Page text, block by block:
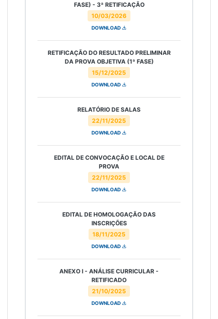
10/03/2026
FASE) - 3ª RETIFICAÇÃO
DOWNLOAD
15/12/2025
RETIFICAÇÃO DO RESULTADO PRELIMINAR
DA PROVA OBJETIVA (1ª FASE)
DOWNLOAD
22/11/2025
RELATÓRIO DE SALAS
DOWNLOAD
22/11/2025
EDITAL DE CONVOCAÇÃO E LOCAL DE
PROVA
DOWNLOAD
18/11/2025
EDITAL DE HOMOLOGAÇÃO DAS
INSCRIÇÕES
DOWNLOAD
21/10/2025
ANEXO I - ANÁLISE CURRICULAR -
RETIFICADO
DOWNLOAD